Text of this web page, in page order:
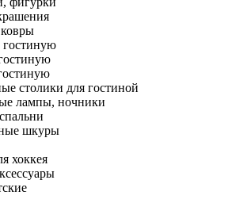
столики для гостиной
лампы, ночники
шкуры
хоккея